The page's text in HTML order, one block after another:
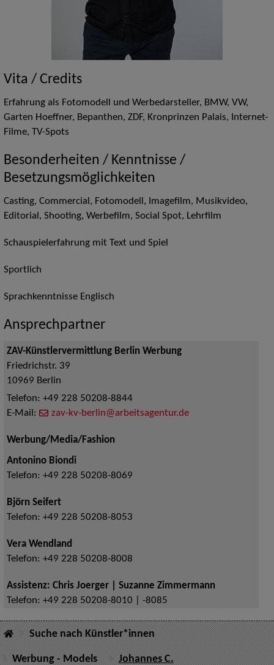
Vita / Credits
Erfahrung als Fotomodell und Werbedarsteller, BMW, VW,
Garten Hoeffner, Bepanthen, ZDF, Kronprinzen Palais, Internet-
Filme, TV-Spots
Besonderheiten / Kenntnisse /
Besetzungsmöglichkeiten
Casting, Commercial, Fotomodell, Imagefilm, Musikvideo,
Editorial, Shooting, Werbefilm, Social Spot, Lehrfilm
Schauspielerfahrung mit Text und Spiel
Sportlich
Sprachkenntnisse Englisch
Ansprechpartner
ZAV-Künstlervermittlung Berlin Werbung
Friedrichstr. 39
10969 Berlin
Telefon: +49 228 50208-8844
E-Mail:
zav-kv-berlin@arbeitsagentur.de
Werbung/Media/Fashion
Antonino Biondi
Telefon: +49 228 50208-8069
Björn Seifert
Telefon: +49 228 50208-8053
Vera Wendland
Telefon: +49 228 50208-8008
Assistenz: Chris Joerger | Suzanne Zimmermann
Telefon: +49 228 50208-8010 | -8085
Suche nach Künstler*innen
Werbung - Models Johannes C.